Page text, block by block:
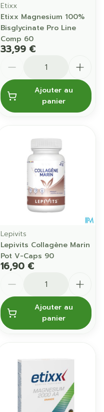
Etixx
Etixx Magnesium 100%
Bisglycinate Pro Line
Comp 60
33,99 €
Ajouter au
panier
Lepivits
Lepivits Collagène Marin
Pot V-Caps 90
16,90 €
Ajouter au
panier